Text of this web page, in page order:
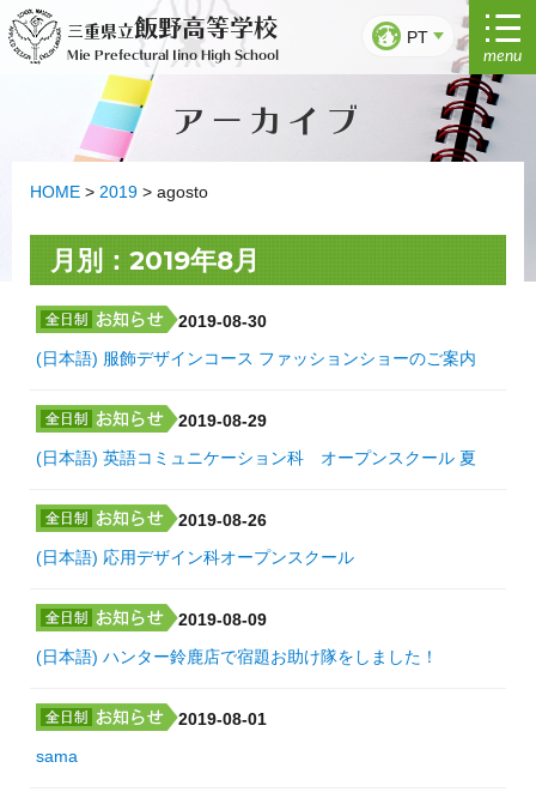
Saltar
para
三重県立飯野高等学校
Mie Prefectural Iino High School
PT
menu
アーカイブ
HOME > 2019 > agosto
月別：2019年8月
2019-08-30
(日本語) 服飾デザインコース ファッションショーのご案内
2019-08-29
(日本語) 英語コミュニケーション科 オープンスクール 夏
2019-08-26
(日本語) 応用デザイン科オープンスクール
2019-08-09
(日本語) ハンター鈴鹿店で宿題お助け隊をしました！
2019-08-01
sama